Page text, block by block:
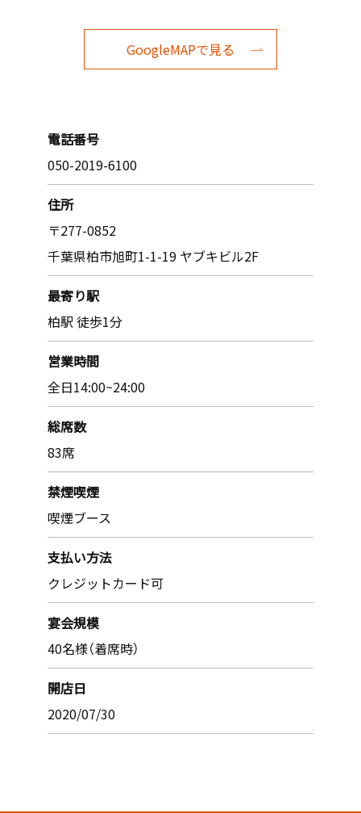
GoogleMAPで見る
電話番号
050-2019-6100
住所
〒277-0852
千葉県柏市旭町1-1-19 ヤブキビル2F
最寄り駅
柏駅 徒歩1分
営業時間
全日14:00~24:00
総席数
83席
禁煙喫煙
喫煙ブース
支払い方法
クレジットカード可
宴会規模
40名様（着席時）
開店日
2020/07/30